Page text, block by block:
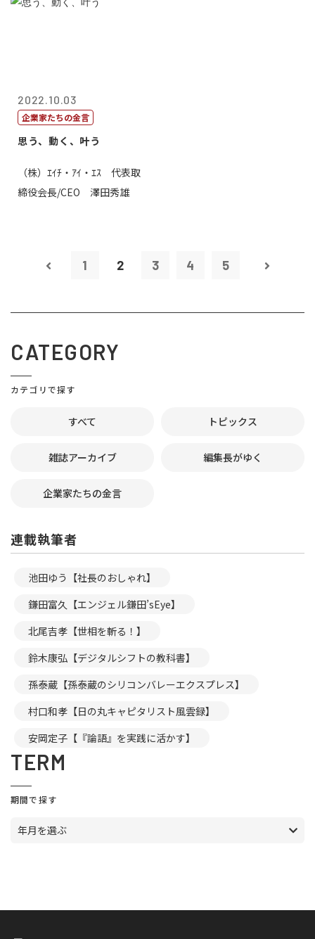
2022.10.03
企業家たちの金言
思う、動く、叶う
（株）ｴｲﾁ・ｱｲ・ｴｽ 代表取
締役会長/CEO 澤田秀雄
1 2 3 4 5
CATEGORY
カテゴリで探す
すべて トピックス
雑誌アーカイブ 編集長がゆく
企業家たちの金言
連載執筆者
池田ゆう【社長のおしゃれ】
鎌田富久【エンジェル鎌田’sEye】
北尾吉孝【世相を斬る！】
鈴木康弘【デジタルシフトの教科書】
孫泰蔵【孫泰蔵のシリコンバレーエクスプレス】
村口和孝【日の丸キャピタリスト風雲録】
安岡定子【『論語』を実践に活かす】
TERM
期間で探す
年月を選ぶ